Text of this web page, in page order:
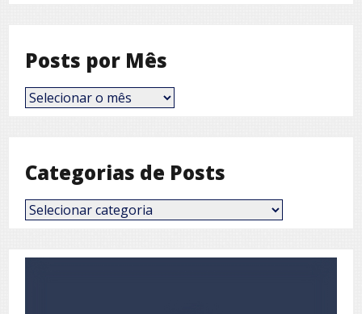
Posts por Mês
Posts
por
Categorias de Posts
Categorias
de